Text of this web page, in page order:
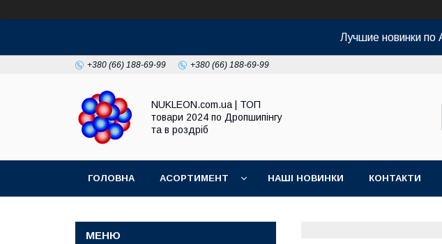
Лучшие новинки по
+380 (66) 188-69-99 +380 (66) 188-69-99
NUKLEON.com.ua | ТОП
товари 2024 по Дропшипінгу
та в роздріб
ГОЛОВНА АСОРТИМЕНТ НАШІ НОВИНКИ КОНТАКТИ